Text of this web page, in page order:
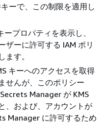
ーで、この制限を適用し
ープロパティを表示し、
ザーに許可する IAM ポリ
ます。
キーへのアクセスを取得
せんが、このポリシー
Manager が KMS
、および、アカウントが
Manager に許可するため